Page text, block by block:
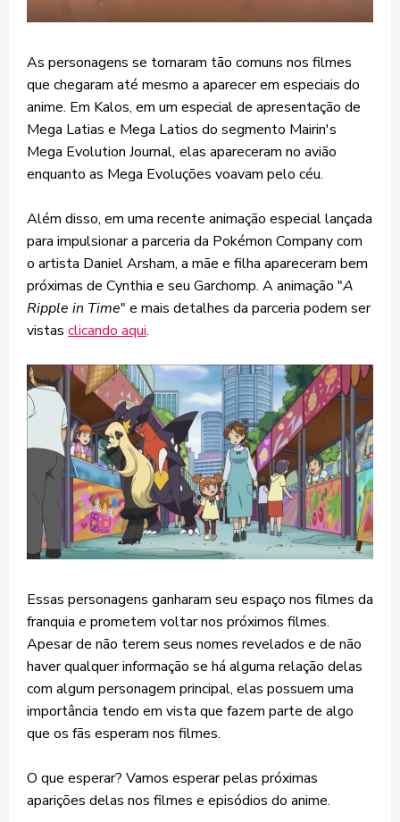
As personagens se tornaram tão comuns nos filmes
que chegaram até mesmo a aparecer em especiais do
anime. Em Kalos, em um especial de apresentação de
Mega Latias e Mega Latios do segmento Mairin's
Mega Evolution Journal, elas apareceram no avião
enquanto as Mega Evoluções voavam pelo céu.
Além disso, em uma recente animação especial lançada
para impulsionar a parceria da Pokémon Company com
o artista Daniel Arsham, a mãe e filha apareceram bem
próximas de Cynthia e seu Garchomp. A animação "A
Ripple in Time" e mais detalhes da parceria podem ser
vistas clicando aqui.
Essas personagens ganharam seu espaço nos filmes da
franquia e prometem voltar nos próximos filmes.
Apesar de não terem seus nomes revelados e de não
haver qualquer informação se há alguma relação delas
com algum personagem principal, elas possuem uma
importância tendo em vista que fazem parte de algo
que os fãs esperam nos filmes.
O que esperar? Vamos esperar pelas próximas
aparições delas nos filmes e episódios do anime.